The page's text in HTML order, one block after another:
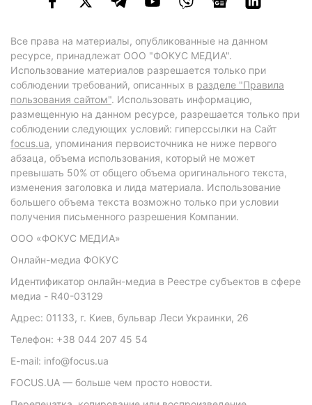
Все права на материалы, опубликованные на данном
ресурсе, принадлежат ООО "ФОКУС МЕДИА".
Использование материалов разрешается только при
соблюдении требований, описанных в разделе "Правила
пользования сайтом". Использовать информацию,
размещенную на данном ресурсе, разрешается только при
соблюдении следующих условий: гиперссылки на Сайт
focus.ua, упоминания первоисточника не ниже первого
абзаца, объема использования, который не может
превышать 50% от общего объема оригинального текста,
изменения заголовка и лида материала. Использование
большего объема текста возможно только при условии
получения письменного разрешения Компании.
ООО «ФОКУС МЕДИА»
Онлайн-медиа ФОКУС
Идентификатор онлайн-медиа в Реестре субъектов в сфере
медиа - R40-03129
Адрес: 01133, г. Киев, бульвар Леси Украинки, 26
Телефон: +38 044 207 45 54
E-mail: info@focus.ua
FOCUS.UA — больше чем просто новости.